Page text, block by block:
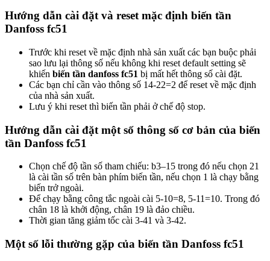
Hướng dẫn cài đặt và reset mặc định biến tần
Danfoss fc51
Trước khi reset về mặc định nhà sản xuất các bạn buộc phải
sao lưu lại thông số nếu không khi reset default setting sẽ
khiến biến tần danfoss fc51 bị mất hết thông số cài đặt.
Các bạn chỉ cần vào thông số 14-22=2 để reset về mặc định
của nhà sản xuất.
Lưu ý khi reset thì biến tần phải ở chế độ stop.
Hướng dẫn cài đặt một số thông số cơ bản của biến
tần Danfoss fc51
Chọn chế độ tần số tham chiếu: b3–15 trong đó nếu chọn 21
là cài tần số trên bàn phím biến tần, nếu chọn 1 là chạy bằng
biến trở ngoài.
Để chạy bằng công tắc ngoài cài 5-10=8, 5-11=10. Trong đó
chân 18 là khởi động, chân 19 là đảo chiều.
Thời gian tăng giảm tốc cài 3-41 và 3-42.
Một số lỗi thường gặp của biến tần Danfoss fc51